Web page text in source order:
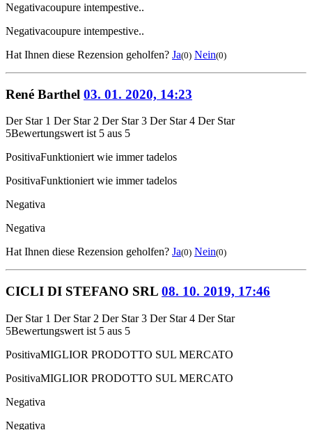
Negativacoupure intempestive..
Negativacoupure intempestive..
Hat Ihnen diese Rezension geholfen? Ja(0) Nein(0)
René Barthel 03. 01. 2020, 14:23
Der Star 1 Der Star 2 Der Star 3 Der Star 4 Der Star
5Bewertungswert ist 5 aus 5
PositivaFunktioniert wie immer tadelos
PositivaFunktioniert wie immer tadelos
Negativa
Negativa
Hat Ihnen diese Rezension geholfen? Ja(0) Nein(0)
CICLI DI STEFANO SRL 08. 10. 2019, 17:46
Der Star 1 Der Star 2 Der Star 3 Der Star 4 Der Star
5Bewertungswert ist 5 aus 5
PositivaMIGLIOR PRODOTTO SUL MERCATO
PositivaMIGLIOR PRODOTTO SUL MERCATO
Negativa
Negativa